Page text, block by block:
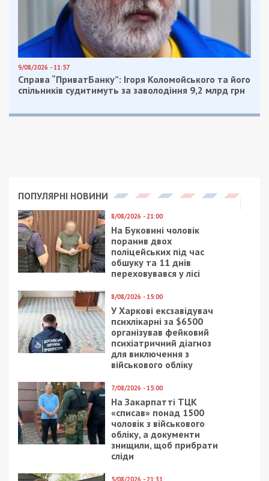
За матеріаламиOBOZ.UA
Facebook
Telegram
Twitter
WhatsApp
ViberEmail
Категории:
Рекламні блоки дають нам змогу
отримувати найсвіжіші новини під ними.
Приєднатися
Читайте також
Предыдущая статья:
У МОЗ зробили заяву щодо реальної
ситуації із захворюваністю гепатитом А у
Дніпропетровській області
Следующая статья:
Міська рада інформує: яка ситуація зі
СУСПІЛЬСТВО